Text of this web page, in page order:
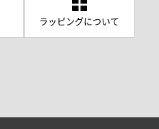
ラッピングについて